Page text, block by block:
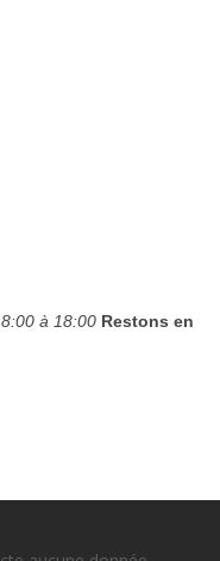
8:00 à 18:00 Restons en